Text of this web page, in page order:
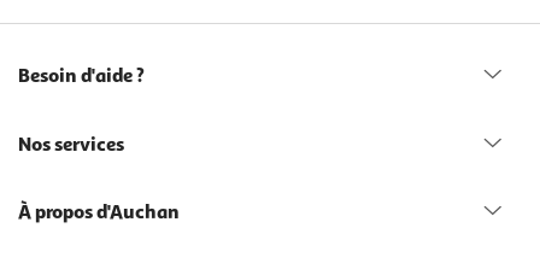
Besoin d'aide ?
Nos services
À propos d'Auchan